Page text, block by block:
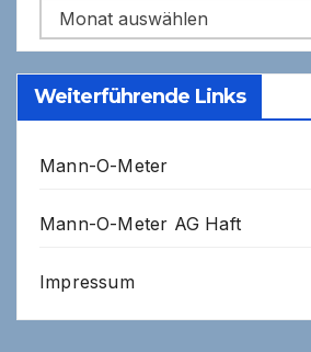
Archiv
Weiterführende Links
Mann-O-Meter
Mann-O-Meter AG Haft
Impressum